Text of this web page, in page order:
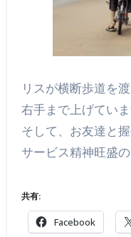
リスが横断歩道を
右手まで上げていま
そして、お友達と
サービス精神旺盛の
共有:
Facebook